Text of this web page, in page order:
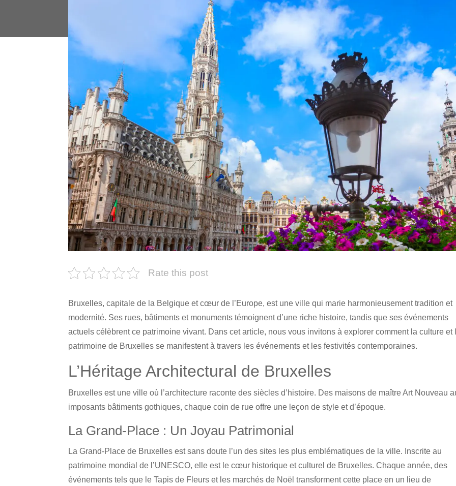
Rate this post
Bruxelles, capitale de la Belgique et cœur de l’Europe, est une ville qui marie harmonieusement tradition et
modernité. Ses rues, bâtiments et monuments témoignent d’une riche histoire, tandis que ses événements
actuels célèbrent ce patrimoine vivant. Dans cet article, nous vous invitons à explorer comment la culture et
patrimoine de Bruxelles se manifestent à travers les événements et les festivités contemporaines.
L’Héritage Architectural de Bruxelles
Bruxelles est une ville où l’architecture raconte des siècles d’histoire. Des maisons de maître Art Nouveau
imposants bâtiments gothiques, chaque coin de rue offre une leçon de style et d’époque.
La Grand-Place : Un Joyau Patrimonial
La Grand-Place de Bruxelles est sans doute l’un des sites les plus emblématiques de la ville. Inscrite au
patrimoine mondial de l’UNESCO, elle est le cœur historique et culturel de Bruxelles. Chaque année, des
événements tels que le Tapis de Fleurs et les marchés de Noël transforment cette place en un lieu de